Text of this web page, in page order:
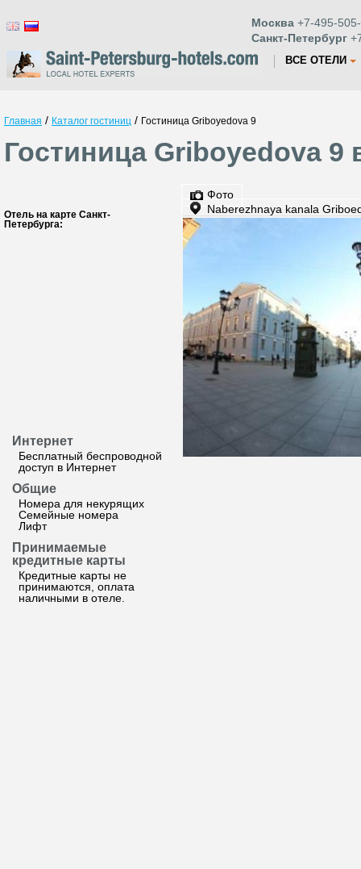
Москва +7-495-
Санкт-Петербург
ВСЕ ОТЕЛИ
Главная / Каталог гостиниц / Гостиница Griboyedova 9
Гостиница Griboyedova 9
Отель на карте Санкт-
Петербурга:
Интернет
Бесплатный беспроводной
доступ в Интернет
Общие
Номера для некурящих
Семейные номера
Лифт
Принимаемые
кредитные карты
Кредитные карты не
принимаются, оплата
наличными в отеле.
Фото
Naberezhnaya kanala